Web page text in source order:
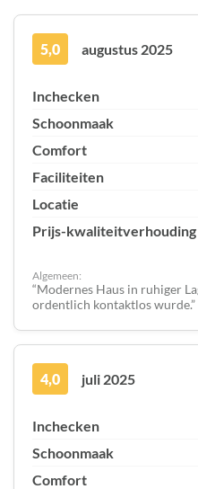
5,0 augustus 2025
Inchecken
Schoonmaak
Comfort
Faciliteiten
Locatie
Prijs-kwaliteitverhouding
Algemeen:
Modernes Haus in ruhiger
ordentlich kontaktlos wurde.
4,0 juli 2025
Inchecken
Schoonmaak
Comfort